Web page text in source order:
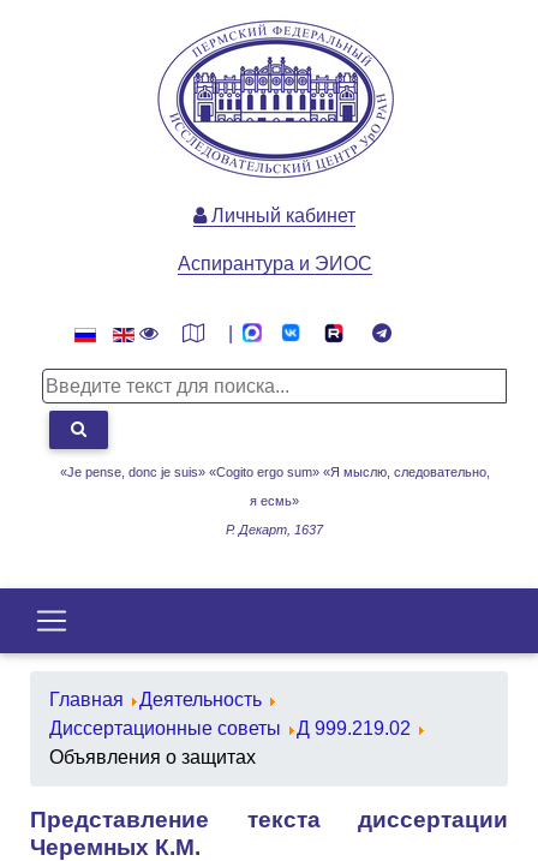
«Je pense, donc je suis» «Cogito ergo sum» «Я мыслю, следовательно,
я есмь»
Р. Декарт, 1637
Личный кабинет
Аспирантура и ЭИОС
Главная
Деятельность
Диссертационные советы
Д 999.219.02
Объявления о защитах
Представление текста диссертации
Черемных К.М.